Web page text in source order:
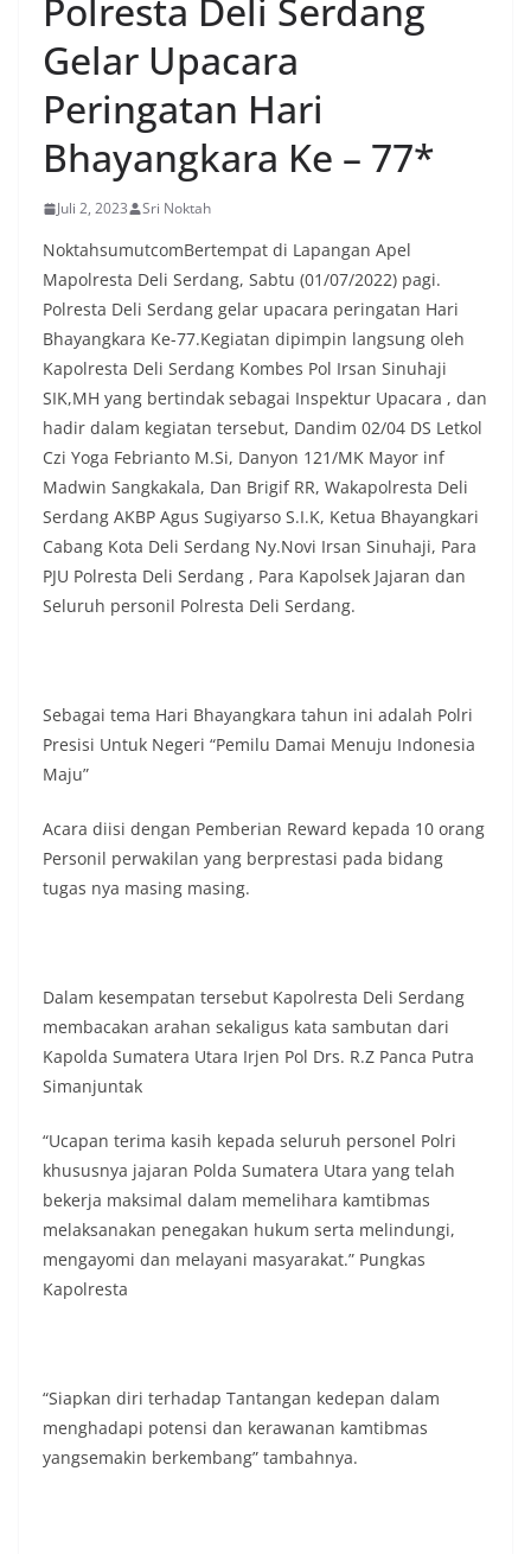
Polresta Deli Serdang
Gelar Upacara
Peringatan Hari
Bhayangkara Ke – 77*
Juli 2, 2023 Sri Noktah
NoktahsumutcomBertempat di Lapangan Apel
Mapolresta Deli Serdang, Sabtu (01/07/2022) pagi.
Polresta Deli Serdang gelar upacara peringatan Hari
Bhayangkara Ke-77.Kegiatan dipimpin langsung oleh
Kapolresta Deli Serdang Kombes Pol Irsan Sinuhaji
SIK,MH yang bertindak sebagai Inspektur Upacara , dan
hadir dalam kegiatan tersebut, Dandim 02/04 DS Letkol
Czi Yoga Febrianto M.Si, Danyon 121/MK Mayor inf
Madwin Sangkakala, Dan Brigif RR, Wakapolresta Deli
Serdang AKBP Agus Sugiyarso S.I.K, Ketua Bhayangkari
Cabang Kota Deli Serdang Ny.Novi Irsan Sinuhaji, Para
PJU Polresta Deli Serdang , Para Kapolsek Jajaran dan
Seluruh personil Polresta Deli Serdang.
Sebagai tema Hari Bhayangkara tahun ini adalah Polri
Presisi Untuk Negeri “Pemilu Damai Menuju Indonesia
Maju”
Acara diisi dengan Pemberian Reward kepada 10 orang
Personil perwakilan yang berprestasi pada bidang
tugas nya masing masing.
Dalam kesempatan tersebut Kapolresta Deli Serdang
membacakan arahan sekaligus kata sambutan dari
Kapolda Sumatera Utara Irjen Pol Drs. R.Z Panca Putra
Simanjuntak
“Ucapan terima kasih kepada seluruh personel Polri
khususnya jajaran Polda Sumatera Utara yang telah
bekerja maksimal dalam memelihara kamtibmas
melaksanakan penegakan hukum serta melindungi,
mengayomi dan melayani masyarakat.” Pungkas
Kapolresta
“Siapkan diri terhadap Tantangan kedepan dalam
menghadapi potensi dan kerawanan kamtibmas
yangsemakin berkembang” tambahnya.